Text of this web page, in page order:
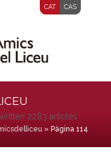
CAT CAS
2283 articles
» Pàgina 114